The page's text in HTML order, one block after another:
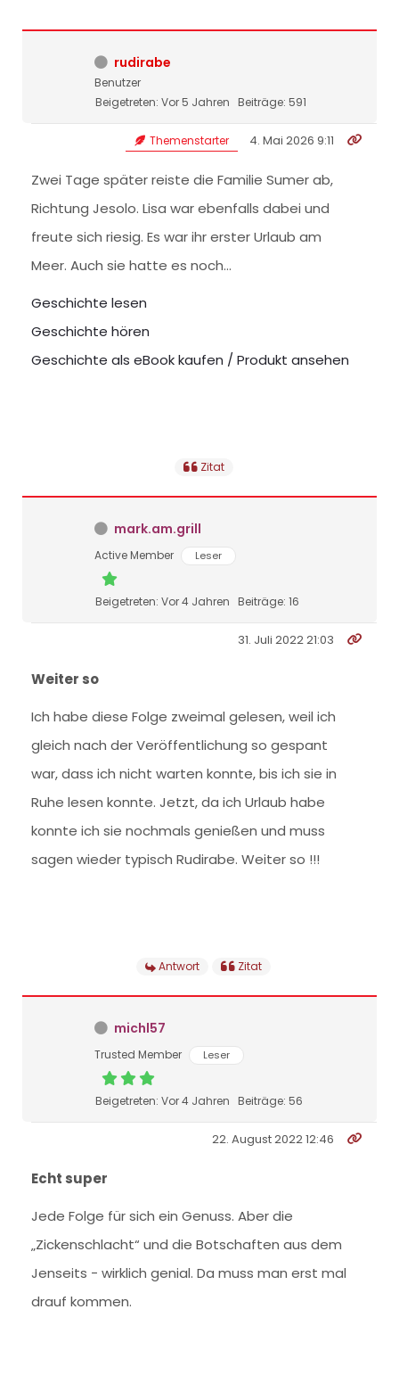
rudirabe
Benutzer
Beigetreten: Vor 5 Jahren
Beiträge: 591
Themenstarter 4. Mai 2026 9:11
Zwei Tage später reiste die Familie Sumer ab,
Richtung Jesolo. Lisa war ebenfalls dabei und
freute sich riesig. Es war ihr erster Urlaub am
Meer. Auch sie hatte es noch…
Geschichte lesen
Geschichte hören
Geschichte als eBook kaufen / Produkt ansehen
Zitat
mark.am.grill
Active Member Leser
Beigetreten: Vor 4 Jahren Beiträge: 16
31. Juli 2022 21:03
Weiter so
Ich habe diese Folge zweimal gelesen, weil ich
gleich nach der Veröffentlichung so gespant
war, dass ich nicht warten konnte, bis ich sie in
Ruhe lesen konnte. Jetzt, da ich Urlaub habe
konnte ich sie nochmals genießen und muss
sagen wieder typisch Rudirabe. Weiter so !!!
Antwort Zitat
michl57
Trusted Member Leser
Beigetreten: Vor 4 Jahren Beiträge: 56
22. August 2022 12:46
Echt super
Jede Folge für sich ein Genuss. Aber die
„Zickenschlacht“ und die Botschaften aus dem
Jenseits - wirklich genial. Da muss man erst mal
drauf kommen.